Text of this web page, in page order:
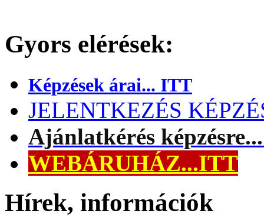
Gyors elérések:
Képzések árai... ITT
JELENTKEZÉS
Ajánlatkérés
WEBÁRUHÁZ...ITT
Hírek, információk